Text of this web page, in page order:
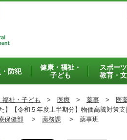
・防犯
健康・福祉・
子ども
スポーツ
教育・
福祉・子ども > 医療 > 薬事 > 医
【令和５年度上半期分】物価高騰対策支
保健部 > 薬務課 > 薬事班